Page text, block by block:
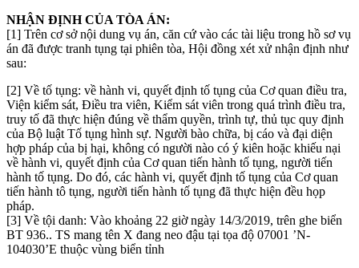
NHẬN ĐỊNH CỦA TÒA ÁN:
[1] Trên cơ sở nội dung vụ án, căn cứ vào các tài liệu trong hồ sơ vụ
án đã được tranh tụng tại phiên tòa, Hội đồng xét xử nhận định như
sau:
[2] Về tố tụng: về hành vi, quyết định tố tụng của Cơ quan điều tra,
Viện kiểm sát, Điều tra viên, Kiểm sát viên trong quá trình điều tra,
truy tố đã thực hiện đúng về thẩm quyền, trình tự, thủ tục quy định
của Bộ luật Tố tụng hình sự. Người bào chữa, bị cáo và đại diện
hợp pháp của bị hại, không có người nào có ý kiên hoặc khiếu nại
về hành vi, quyết định của Cơ quan tiến hành tố tụng, người tiến
hành tố tụng. Do đó, các hành vi, quyết định tố tụng của Cơ quan
tiến hành tô tụng, người tiến hành tố tụng đã thực hiện đều họp
pháp.
[3] Về tội danh: Vào khoảng 22 giờ ngày 14/3/2019, trên ghe biển
BT 936.. TS mang tên X đang neo đậu tại tọa độ 07001 ’N-
104030’E thuộc vùng biển tỉnh